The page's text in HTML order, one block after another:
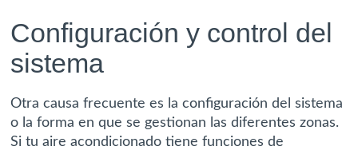
Configuración y control del
sistema
Otra causa frecuente es la configuración del sistema
o la forma en que se gestionan las diferentes zonas.
Si tu aire acondicionado tiene funciones de